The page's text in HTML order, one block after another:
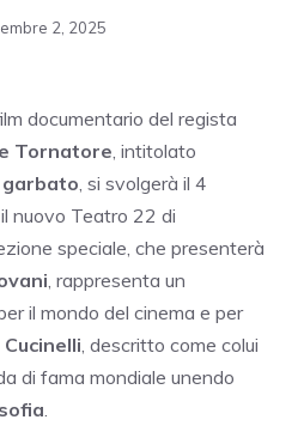
2, 2025
documentario del regista
Tornatore, intitolato
garbato, si svolgerà il 4
nuovo Teatro 22 di
speciale, che presenterà
, rappresenta un
il mondo del cinema e per
, descritto come colui
di fama mondiale unendo
.